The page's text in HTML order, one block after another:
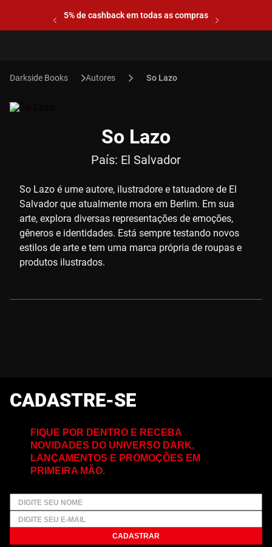
5% de cashback em todas as compras
Autores So Lazo
So Lazo
País: El Salvador
So Lazo é ume autore, ilustradore e tatuadore de El
Salvador que atualmente mora em Berlim. Em sua
arte, explora diversas representações de emoções,
gêneros e identidades. Está sempre testando novos
estilos de arte e tem uma marca própria de roupas e
produtos ilustrados.
CADASTRE-SE
FIQUE POR DENTRO E RECEBA
NOVIDADES DO UNIVERSO DARK,
LANÇAMENTOS E PROMOÇÕES EM
PRIMEIRA MÃO.
CADASTRAR